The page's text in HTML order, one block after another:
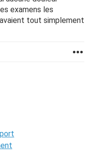
examens les
tout simplement